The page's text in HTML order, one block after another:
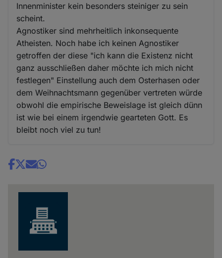
Innenminister kein besonders steiniger zu sein
scheint.
Agnostiker sind mehrheitlich inkonsequente
Atheisten. Noch habe ich keinen Agnostiker
getroffen der diese "ich kann die Existenz nicht
ganz ausschließen daher möchte ich mich nicht
festlegen" Einstellung auch dem Osterhasen oder
dem Weihnachtsmann gegenüber vertreten würde
obwohl die empirische Beweislage ist gleich dünn
ist wie bei einem irgendwie gearteten Gott. Es
bleibt noch viel zu tun!
Share